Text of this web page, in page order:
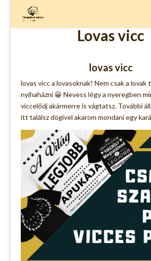
Lovas vicc
lovas vicc
lovas vicc a lovasoknak! Nem csak a lovak
nyihaházni 😀 Nevess légy a nyeregben
viccelődj akármerre is vágtatsz. További
itt találsz dögivel akarom mondani egy